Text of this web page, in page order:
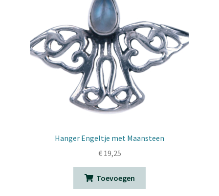
Hanger Engeltje met Maansteen
€19,25
Toevoegen